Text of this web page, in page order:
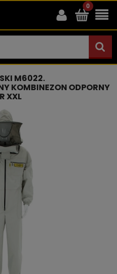
M6022.
KOMBINEZON ODPORNY
XXL